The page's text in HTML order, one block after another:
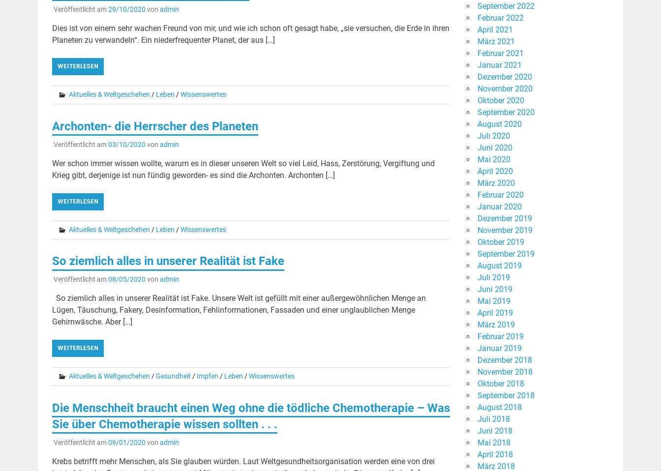
Veröffentlicht am29/10/2020 von admin
Dies ist von einem sehr wachen Freund von mir, und wie ich schon oft gesagt habe, „sie versuchen, die Erde in ihren
Planeten zu verwandeln“. Ein niederfrequenter Planet, der aus […]
WEITERLESEN
Aktuelles & Weltgeschehen / Leben /Wissenswertes
Archonten- die Herrscher des Planeten
Veröffentlicht am03/10/2020 von admin
Wer schon immer wissen wollte, warum es in dieser unseren Welt so viel Leid, Hass, Zerstörung, Vergiftung und
Krieg gibt, derjenige ist nun fündig geworden- es sind die Archonten. Archonten […]
WEITERLESEN
Aktuelles & Weltgeschehen / Leben /Wissenswertes
So ziemlich alles in unserer Realität ist Fake
Veröffentlicht am08/05/2020 von admin
So ziemlich alles in unserer Realität ist Fake. Unsere Welt ist gefüllt mit einer außergewöhnlichen Menge an
Lügen, Täuschung, Fakery, Desinformation, Fehlinformationen, Fassaden und einer unglaublichen Menge
Gehirnwäsche. Aber […]
WEITERLESEN
Aktuelles & Weltgeschehen /Gesundheit / Impfen / Leben /Wissenswertes
Die Menschheit braucht einen Weg ohne die tödliche Chemotherapie – Was
Sie über Chemotherapie wissen sollten . . .
Veröffentlicht am09/01/2020 von admin
Krebs betrifft mehr Menschen, als Sie glauben würden. Laut Weltgesundheitsorganisation werden eine von drei
September 2022
Februar 2022
April 2021
März 2021
Februar 2021
Januar 2021
Dezember 2020
November 2020
Oktober 2020
September 2020
August 2020
Juli 2020
Juni 2020
Mai 2020
April 2020
März 2020
Februar 2020
Januar 2020
Dezember 2019
November 2019
Oktober 2019
September 2019
August 2019
Juli 2019
Juni 2019
Mai 2019
April 2019
März 2019
Februar 2019
Januar 2019
Dezember 2018
November 2018
Oktober 2018
September 2018
August 2018
Juli 2018
Juni 2018
Mai 2018
April 2018
März 2018